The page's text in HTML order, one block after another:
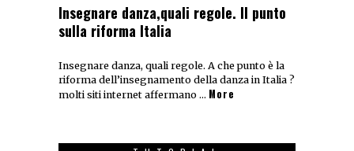
Insegnare danza,quali regole. Il punto
sulla riforma Italia
Insegnare danza, quali regole. A che punto è la
riforma dell’insegnamento della danza in Italia ?
molti siti internet affermano … More